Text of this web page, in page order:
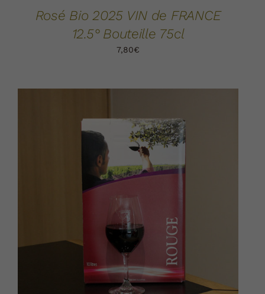
Rosé Bio 2025 VIN de FRANCE
12.5° Bouteille 75cl
7,80€
AJOUTER AU PANIER